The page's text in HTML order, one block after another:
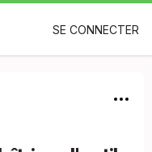
SE CONNECTER